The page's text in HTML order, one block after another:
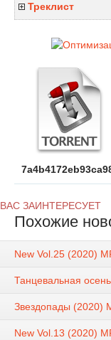
Треклист
ВАС ЗАИНТЕРЕСУЕТ
Похожие
New Vol.25 (2020)
Танцевальная
Звездопады (2020)
New Vol.13 (2020)